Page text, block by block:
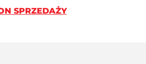
SPRZEDAŻY